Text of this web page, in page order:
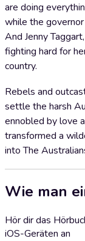
are doing
while the
And Jenny
fighting hard for
country.
Rebels and
settle the harsh
ennobled by love
transformed a
into The
Wie man
Hör dir das
iOS-Geräten an